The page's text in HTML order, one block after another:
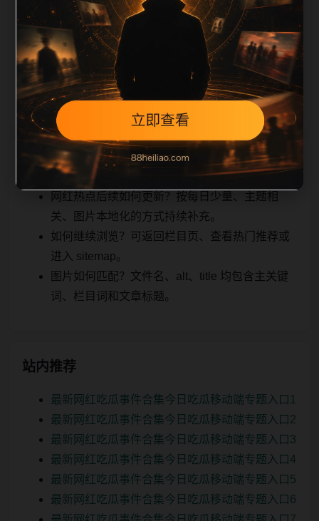
径，减少用户反复返回搜索页。第21篇作为本栏目的初
始建设内容，主要用于补齐栏目深度、稳定内链结构，
并为后续专题聚合提供可点击入口。如果后续发现页面
缺图、标题过短、描述为空或正文不足，将进入每日
SEO 检查清单自动修正。
相关问题
网红热点后续如何更新？按每日少量、主题相
关、图片本地化的方式持续补充。
如何继续浏览？可返回栏目页、查看热门推荐或
进入 sitemap。
图片如何匹配？文件名、alt、title 均包含主关键
词、栏目词和文章标题。
站内推荐
最新网红吃瓜事件合集今日吃瓜移动端专题入口1
最新网红吃瓜事件合集今日吃瓜移动端专题入口2
最新网红吃瓜事件合集今日吃瓜移动端专题入口3
最新网红吃瓜事件合集今日吃瓜移动端专题入口4
最新网红吃瓜事件合集今日吃瓜移动端专题入口5
最新网红吃瓜事件合集今日吃瓜移动端专题入口6